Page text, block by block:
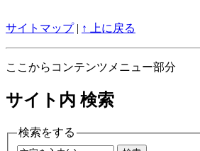
サイトマップ| ↑ 上に戻る
ここからコンテンツメニュー部分
サイト内 検索
検索をする